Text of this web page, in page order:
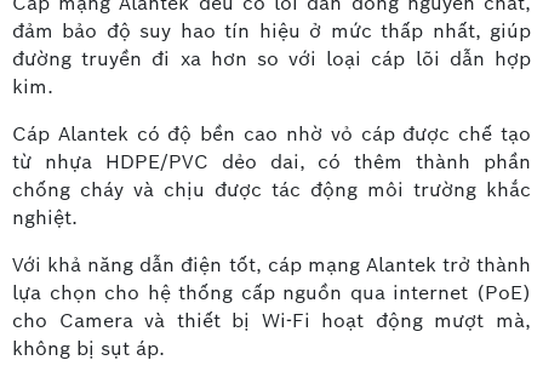
đảm bảo độ suy hao tín hiệu ở mức thấp nhất, giúp
đường truyền đi xa hơn so với loại cáp lõi dẫn hợp
kim.
Cáp Alantek có độ bền cao nhờ vỏ cáp được chế tạo
từ nhựa HDPE/PVC dẻo dai, có thêm thành phần
chống cháy và chịu được tác động môi trường khắc
nghiệt.
Với khả năng dẫn điện tốt, cáp mạng Alantek trở thành
lựa chọn cho hệ thống cấp nguồn qua internet (PoE)
cho Camera và thiết bị Wi-Fi hoạt động mượt mà,
không bị sụt áp.